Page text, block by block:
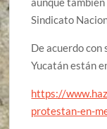
Sindicato
De acuerdo con
Yucatán están
https://
protestan-en-